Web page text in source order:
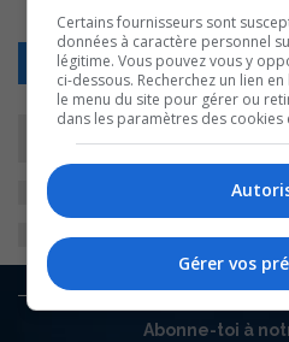
Retour
Abonne-toi à
Certains fournisseurs sont
données à caractère personnel
légitime. Vous pouvez vous y
ci-dessous. Recherchez un lien
le menu du site pour gérer ou
dans les paramètres des
Gérer vos